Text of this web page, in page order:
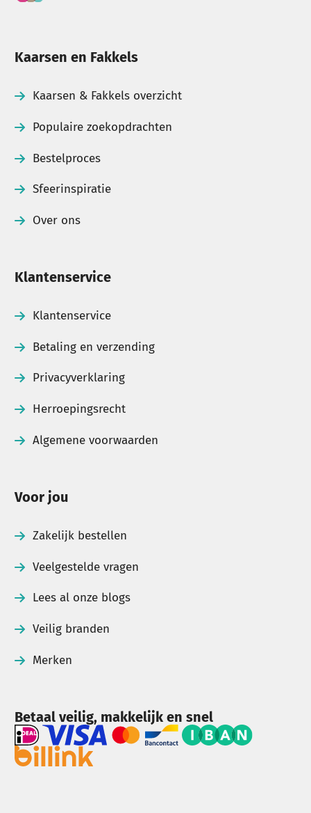
Kaarsen en Fakkels
Kaarsen & Fakkels overzicht
Populaire zoekopdrachten
Bestelproces
Sfeerinspiratie
Over ons
Klantenservice
Klantenservice
Betaling en verzending
Privacyverklaring
Herroepingsrecht
Algemene voorwaarden
Voor jou
Zakelijk bestellen
Veelgestelde vragen
Lees al onze blogs
Veilig branden
Merken
Betaal veilig, makkelijk en snel